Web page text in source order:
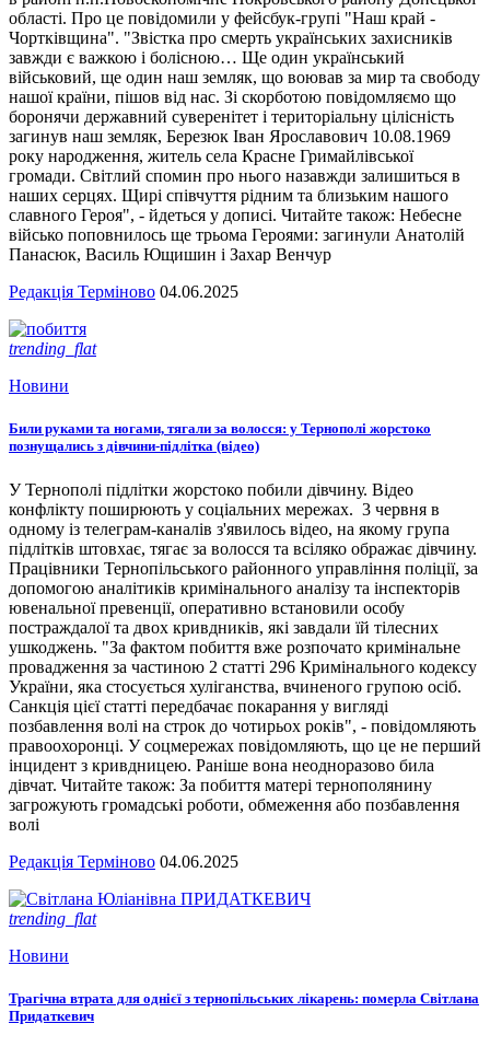
області. Про це повідомили у фейсбук-групі "Наш край -
Чортківщина". "Звістка про смерть українських захисників
завжди є важкою і болісною… Ще один український
військовий, ще один наш земляк, що воював за мир та свободу
нашої країни, пішов від нас. Зі скорботою повідомляємо що
боронячи державний суверенітет і територіальну цілісність
загинув наш земляк, Березюк Іван Ярославович 10.08.1969
року народження, житель села Красне Гримайлівської
громади. Світлий спомин про нього назавжди залишиться в
наших серцях. Щирі співчуття рідним та близьким нашого
славного Героя", - йдеться у дописі. Читайте також: Небесне
військо поповнилось ще трьома Героями: загинули Анатолій
Панасюк, Василь Ющишин і Захар Венчур
Редакція Терміново 04.06.2025
trending_flat
Новини
Били руками та ногами, тягали за волосся: у Тернополі жорстоко
познущались з дівчини-підлітка (відео)
У Тернополі підлітки жорстоко побили дівчину. Відео
конфлікту поширюють у соціальних мережах. 3 червня в
одному із телеграм-каналів з'явилось відео, на якому група
підлітків штовхає, тягає за волосся та всіляко ображає дівчину.
Працівники Тернопільського районного управління поліції, за
допомогою аналітиків кримінального аналізу та інспекторів
ювенальної превенції, оперативно встановили особу
постраждалої та двох кривдників, які завдали їй тілесних
ушкоджень. "За фактом побиття вже розпочато кримінальне
провадження за частиною 2 статті 296 Кримінального кодексу
України, яка стосується хуліганства, вчиненого групою осіб.
Санкція цієї статті передбачає покарання у вигляді
позбавлення волі на строк до чотирьох років", - повідомляють
правоохоронці. У соцмережах повідомляють, що це не перший
інцидент з кривдницею. Раніше вона неодноразово била
дівчат. Читайте також: За побиття матері тернополянину
загрожують громадські роботи, обмеження або позбавлення
волі
Редакція Терміново 04.06.2025
trending_flat
Новини
Трагічна втрата для однієї з тернопільських лікарень: померла Світлана
Придаткевич